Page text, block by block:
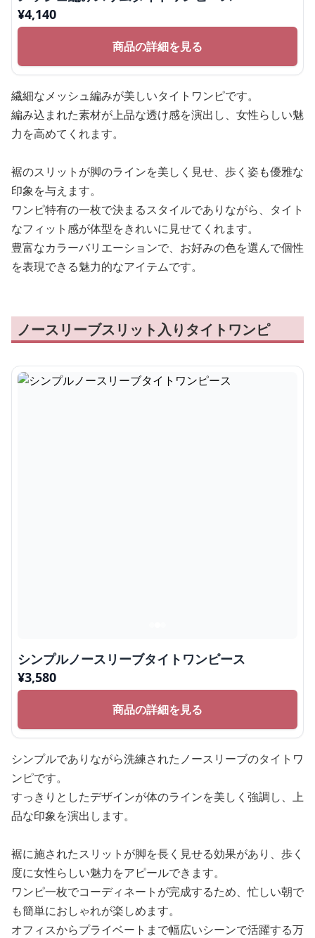
¥4,140
商品の詳細を見る
繊細なメッシュ編みが美しいタイトワンピです。
編み込まれた素材が上品な透け感を演出し、女性らしい魅
力を高めてくれます。
裾のスリットが脚のラインを美しく見せ、歩く姿も優雅な
印象を与えます。
ワンピ特有の一枚で決まるスタイルでありながら、タイト
なフィット感が体型をきれいに見せてくれます。
豊富なカラーバリエーションで、お好みの色を選んで個性
を表現できる魅力的なアイテムです。
ノースリーブスリット入りタイトワンピ
シンプルノースリーブタイトワンピース
¥3,580
商品の詳細を見る
シンプルでありながら洗練されたノースリーブのタイトワ
ンピです。
すっきりとしたデザインが体のラインを美しく強調し、上
品な印象を演出します。
裾に施されたスリットが脚を長く見せる効果があり、歩く
度に女性らしい魅力をアピールできます。
ワンピ一枚でコーディネートが完成するため、忙しい朝で
も簡単におしゃれが楽しめます。
オフィスからプライベートまで幅広いシーンで活躍する万